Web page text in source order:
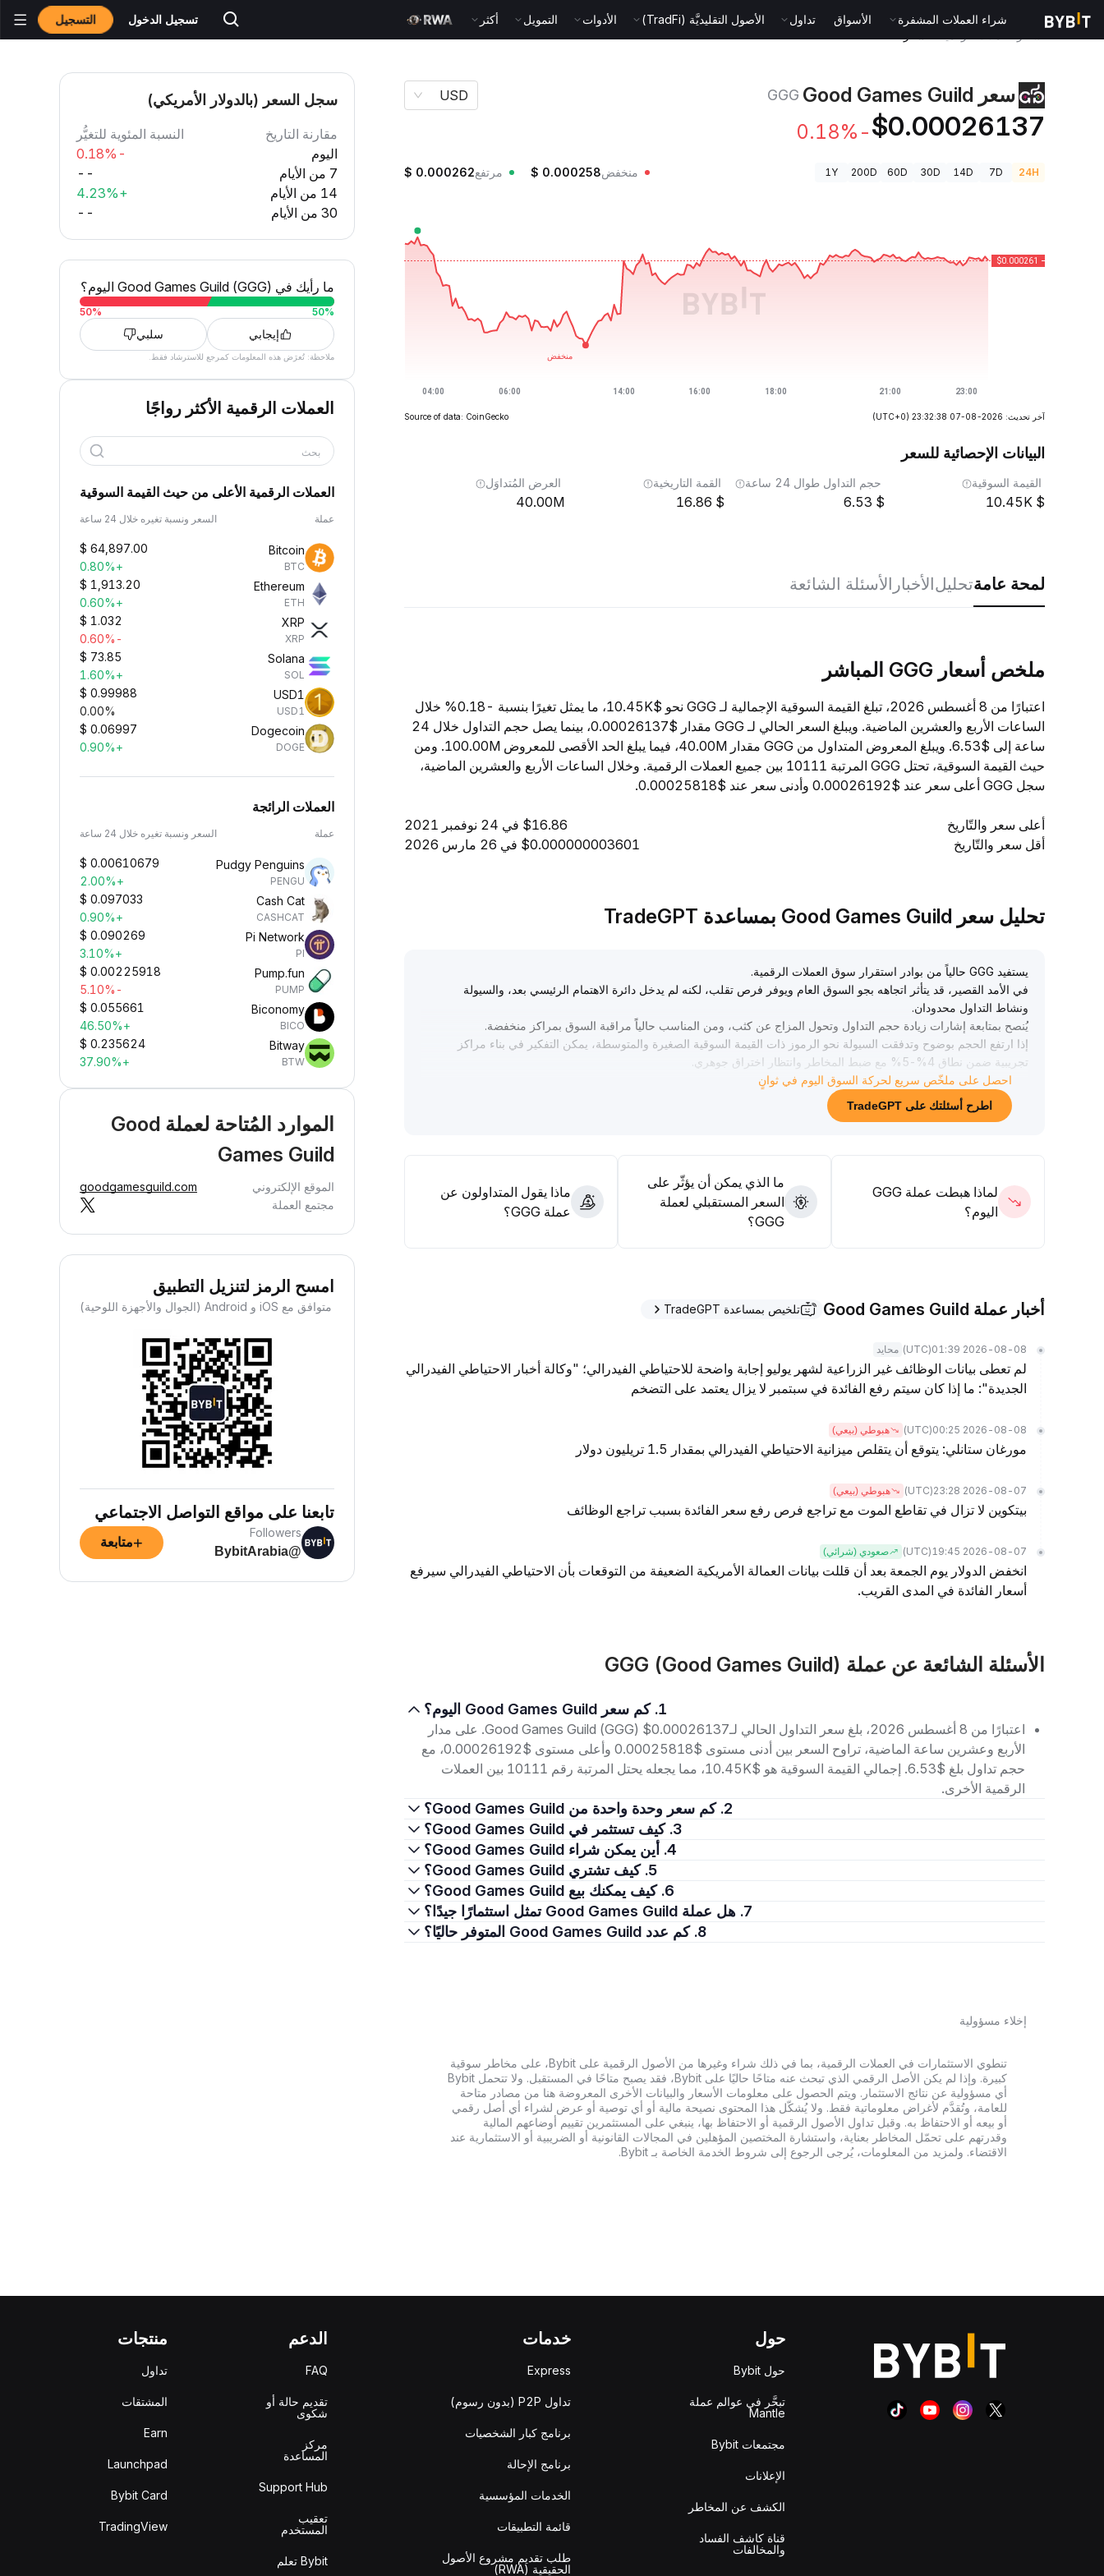
شراء العملات المشفرة الأسواق تداول الأصول التقليديَّة (TradFi) الأدوات التمويل أكثر تسجيل الدخول التسجيل
سعر Good Games Guild GGG
$0.00026137
-0.18%
USD
24H
7D
14D
30D
60D
200D
1Y منخفض $ 0.000258 مرتفع $ 0.000262
آخر تحديث: 2026-08-07 23:32:38 (UTC+0)
Source of data: CoinGecko
البيانات الإحصائية للسعر
القيمة السوقية
10.45K
حجم التداول طوال 24 ساعة
6.53
القمة التاريخية
16.86
العرض المُتداوَل
40.00M
لمحة عامةتحليلالأخبار الأسئلة الشائعة
ملخص أسعار GGG المباشر
اعتبارًا من 8 أغسطس 2026، تبلغ القيمة السوقية الإجمالية لـ GGG نحو $10.45K، ما يمثل تغيرًا بنسبة -0.18% خلال
الساعات الأربع والعشرين الماضية. ويبلغ السعر الحالي لـ GGG مقدار $0.00026137، بينما يصل حجم التداول خلال 24
ساعة إلى $6.53. ويبلغ المعروض المتداول من GGG مقدار 40.00M، فيما يبلغ الحد الأقصى للمعروض 100.00M. ومن
حيث القيمة السوقية، تحتل GGG المرتبة 10111 بين جميع العملات الرقمية. وخلال الساعات الأربع والعشرين الماضية،
سجل GGG أعلى سعر عند $0.00026192 وأدنى سعر عند $0.00025818.
أعلى سعر والتّاريخ
$16.86 في 24 نوفمبر 2021
أقل سعر والتّاريخ
$0.000000003601 في 26 مارس 2026
تحليل سعر Good Games Guild بمساعدة TradeGPT
يستفيد GGG حالياً من بوادر استقرار سوق العملات الرقمية
.
في الأمد القصير، قد يتأثر اتجاهه بجو السوق العام ويوفر فرص تقلب، لكنه لم يدخل دائرة الاهتمام الرئيسي بعد، والسيولة
ونشاط التداول محدودان.
يُنصح بمتابعة إشارات زيادة حجم التداول وتحول المزاج عن كثب، ومن المناسب حالياً مراقبة السوق بمراكز منخفضة.
إذا ارتفع الحجم بوضوح وتدفقت السيولة نحو الرموز ذات القيمة السوقية الصغيرة والمتوسطة، يمكن التفكير في بناء مراكز
تجريبية ضمن نطاق 4%-5% مع ضبط المخاطر وانتظار اختراق جوهري
احصل على ملخّص سريع لحركة السوق اليوم في ثوانٍ
اطرح أسئلتك على TradeGPT
لماذا هبطت عملة GGG
اليوم؟
ما الذي يمكن أن يؤثّر على
السعر المستقبلي لعملة
GGG؟
ماذا يقول المتداولون عن
عملة GGG؟
أخبار عملة Good Games Guild تلخيص بمساعدة TradeGPT
2026-08-08 01:39
(UTC) محايد
لم تعطى بيانات الوظائف غير الزراعية لشهر يوليو إجابة واضحة للاحتياطي الفيدرالي؛ "وكالة أخبار الاحتياطي الفيدرالي
الجديدة": ما إذا كان سيتم رفع الفائدة في سبتمبر لا يزال يعتمد على التضخم
2026-08-08 00:25
(UTC) هبوطي (بيعي)
مورغان ستانلي: يتوقع أن يتقلص ميزانية الاحتياطي الفيدرالي بمقدار 1.5 تريليون دولار
2026-08-07 23:28
(UTC) هبوطي (بيعي)
بيتكوين لا تزال في تقاطع الموت مع تراجع فرص رفع سعر الفائدة بسبب تراجع الوظائف
2026-08-07 19:45
(UTC) صعودي (شرائي)
انخفض الدولار يوم الجمعة بعد أن قللت بيانات العمالة الأمريكية الضعيفة من التوقعات بأن الاحتياطي الفيدرالي سيرفع
أسعار الفائدة في المدى القريب.
الأسئلة الشائعة عن عملة GGG (Good Games Guild)
1. كم سعر Good Games Guild اليوم؟
اعتبارًا من 8 أغسطس 2026، بلغ سعر التداول الحالي لـGood Games Guild (GGG) $0.00026137. على مدار
الأربع وعشرين ساعة الماضية، تراوح السعر بين أدنى مستوى $0.00025818 وأعلى مستوى $0.00026192، مع
حجم تداول بلغ $6.53. إجمالي القيمة السوقية هو $10.45K، مما يجعله يحتل المرتبة رقم 10111 بين العملات
الرقمية الأخرى.
2. كم سعر وحدة واحدة من Good Games Guild؟
3. كيف تستثمر في Good Games Guild؟
4. أين يمكن شراء Good Games Guild؟
5. كيف تشتري Good Games Guild؟
6. كيف يمكنك بيع Good Games Guild؟
7. هل عملة Good Games Guild تمثل استثمارًا جيدًا؟
8. كم عدد Good Games Guild المتوفر حاليًا؟
إخلاء مسؤولية
تنطوي الاستثمارات في العملات الرقمية، بما في ذلك شراء وغيرها من الأصول الرقمية على Bybit، على مخاطر سوقية
كبيرة. وإذا لم يكن الأصل الرقمي الذي تبحث عنه متاحًا حاليًا على Bybit، فقد يصبح متاحًا في المستقبل. ولا تتحمل Bybit
أي مسؤولية عن نتائج الاستثمار. ويتم الحصول على معلومات الأسعار والبيانات الأخرى المعروضة هنا من مصادر متاحة
للعامة، وتُقدَّم لأغراض معلوماتية فقط. ولا يُشكّل هذا المحتوى نصيحة مالية أو أي توصية أو عرض لشراء أي أصل رقمي
أو بيعه أو الاحتفاظ به. وقبل تداول الأصول الرقمية أو الاحتفاظ بها، ينبغي على المستثمرين تقييم أوضاعهم المالية
وقدرتهم على تحمّل المخاطر بعناية، واستشارة المختصين المؤهلين في المجالات القانونية أو الضريبية أو الاستثمارية عند
الاقتضاء. ولمزيد من المعلومات، يُرجى الرجوع إلى شروط الخدمة الخاصة بـ Bybit.
سجل السعر (بالدولار الأمريكي)
مقارنة التاريخ
النسبة المئوية للتغيُّر
اليوم
-0.18%
7 من الأيام
--
14 من الأيام
+4.23%
30 من الأيام
--
ما رأيك في Good Games Guild (GGG) اليوم؟
50%
50%
إيجابي سلبي
ملاحظة: تُعرَض هذه المعلومات كمرجع للاسترشاد فقط.
العملات الرقمية الأكثر رواجًا
بحث
العملات الرقمية الأعلى من حيث القيمة السوقية
عملة السعر ونسبة تغيره خلال 24 ساعة
Bitcoin
BTC
$ 64,897.00
+0.80%
Ethereum
ETH
$ 1,913.20
+0.60%
XRP
XRP
$ 1.032
-0.60%
Solana
SOL
$ 73.85
+1.60%
USD1
USD1
$ 0.99988
0.00%
Dogecoin
DOGE
$ 0.06997
+0.90%
العملات الرائجة
عملة السعر ونسبة تغيره خلال 24 ساعة
Pudgy Penguins
PENGU
$ 0.00610679
+2.00%
Cash Cat
CASHCAT
$ 0.097033
+0.90%
Pi Network
PI
$ 0.090269
+3.10%
Pump.fun
PUMP
$ 0.00225918
-5.10%
Biconomy
BICO
$ 0.055661
+46.50%
Bitway
BTW
$ 0.235624
+37.90%
الموارد المُتاحة لعملة Good
Games Guild
الموقع الإلكتروني
goodgamesguild.com
مجتمع العملة
امسح الرمز لتنزيل التطبيق
متوافق مع iOS و Android (الجوال والأجهزة اللوحية)
تابعنا على مواقع التواصل الاجتماعي
Followers
@BybitArabia
+متابعة
حول
حول Bybit
تبحَّر في عوالم عملة
Mantle
مجتمعات Bybit
الإعلانات
الكشف عن المخاطر
قناة كاشف الفساد
والمخالفات
خدمات
Express
تداول P2P (بدون رسوم)
برنامج كبار الشخصيات
برنامج الإحالة
الخدمات المؤسسية
قائمة التطبيقات
طلب تقديم مشروع الأصول
الحقيقية (RWA)
الدعم
FAQ
تقديم حالة أو
شكوى
مركز
المساعدة
Support Hub
تعقيب
المستخدم
Bybit تعلم
منتجات
تداول
المشتقات
Earn
Launchpad
Bybit Card
TradingView